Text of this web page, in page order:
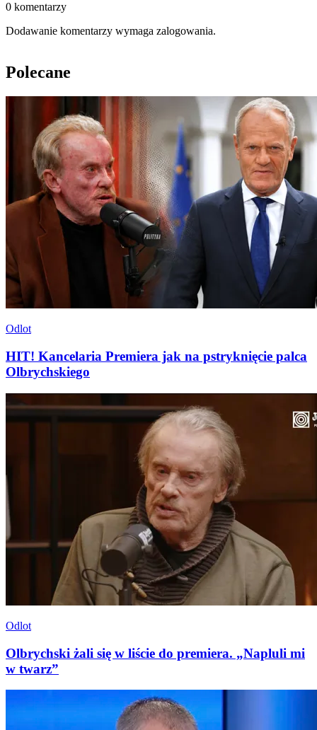
0 komentarzy
Dodawanie komentarzy wymaga zalogowania.
Polecane
Odlot
HIT! Kancelaria Premiera jak na pstryknięcie palca
Olbrychskiego
Odlot
Olbrychski żali się w liście do premiera. „Napluli mi
w twarz”